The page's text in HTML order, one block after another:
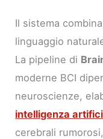
Il sistema
linguaggio
La pipeline di
moderne BCI
neuroscienze,
intelligenza
cerebrali